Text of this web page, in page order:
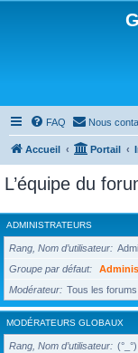
FAQ Nous
Accueil Portail
L’équipe du
ADMINISTRATEURS
Rang, Nom d’utilisateur
Groupe par défaut
Modérateur
Tous les forums
MODÉRATEURS GLOBAUX
Rang, Nom d’utilisateur (°_°)